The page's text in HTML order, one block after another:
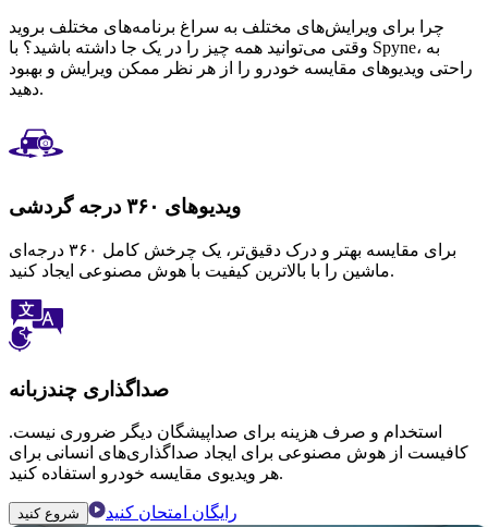
چرا برای ویرایش‌های مختلف به سراغ برنامه‌های مختلف بروید
وقتی می‌توانید همه چیز را در یک جا داشته باشید؟ با Spyne، به
راحتی ویدیوهای مقایسه خودرو را از هر نظر ممکن ویرایش و بهبود
دهید.
ویدیوهای ۳۶۰ درجه گردشی
برای مقایسه بهتر و درک دقیق‌تر، یک چرخش کامل ۳۶۰ درجه‌ای
ماشین را با بالاترین کیفیت با هوش مصنوعی ایجاد کنید.
صداگذاری چندزبانه
استخدام و صرف هزینه برای صداپیشگان دیگر ضروری نیست.
کافیست از هوش مصنوعی برای ایجاد صداگذاری‌های انسانی برای
هر ویدیوی مقایسه خودرو استفاده کنید.
شروع کنید رایگان امتحان کنید